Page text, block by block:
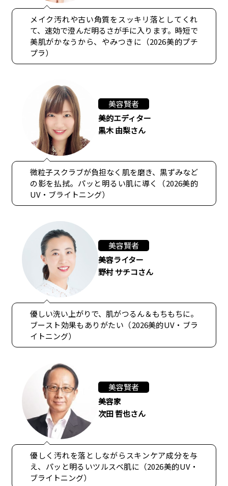
メイク汚れや古い角質をスッキリ落としてくれ
て、速効で澄んだ明るさが手に入ります。時短で
美肌がかなうから、やみつきに（2026美的プチ
プラ）
美容賢者
美的エディター
黒木 由梨さん
微粒子スクラブが負担なく肌を磨き、黒ずみなど
の影を払拭。パッと明るい肌に導く（2026美的
UV・ブライトニング）
美容賢者
美容ライター
野村 サチコさん
優しい洗い上がりで、肌がつるん＆もちもちに。
ブースト効果もありがたい（2026美的UV・ブラ
イトニング）
美容賢者
美容家
次田 哲也さん
優しく汚れを落としながらスキンケア成分を与
え、パッと明るいツルスベ肌に（2026美的UV・
ブライトニング）